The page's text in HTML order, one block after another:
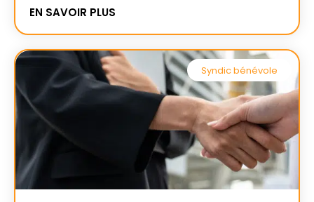
EN SAVOIR PLUS
Syndic bénévole